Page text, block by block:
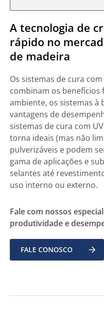
A tecnologia de
rápido no
de madeira
Os sistemas de cura
combinam os benefícios
ambiente, os sistemas à
vantagens de
sistemas de cura com
torna ideais (mas não
pulverizáveis e podem
gama de aplicações e
selantes até
uso interno ou externo.
Fale com nossos
produtividade e
FALE CONOSCO